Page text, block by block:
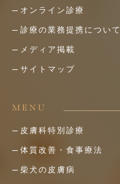
オンライン診療
診療の業務提携について
メディア掲載
サイトマップ
MENU
皮膚科特別診療
体質改善・食事療法
柴犬の皮膚病